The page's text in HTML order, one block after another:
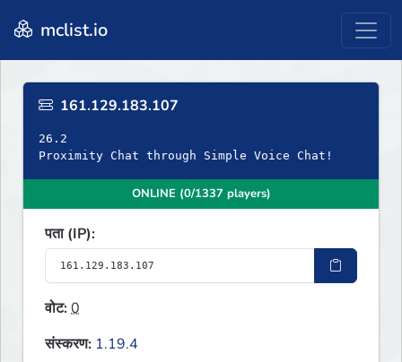
mclist.io
161.129.183.107
26.2
Proximity Chat through Simple Voice Chat!
ONLINE (0/1337 players)
पता (IP):
वोट:0
संस्करण: 1.19.4